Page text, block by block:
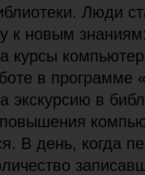
Люди
к новым
курсы
в программе
экскурсию в
В день, когда